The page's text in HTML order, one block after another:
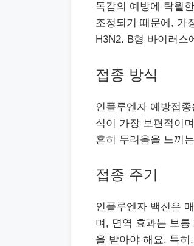
독감의 예방에 탁월
조정되기 때문에, 가
H3N2. B형 바이러스
접종 방식
인플루엔자 예방접종
식이 가장 보편적이
흔히 두려움을 느끼
접종 주기
인플루엔자 백신은
며, 면역 효과는 보
을 받아야 해요. 특